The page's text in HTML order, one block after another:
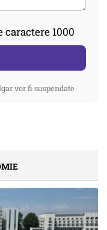
caractere 1000
vor fi suspendate